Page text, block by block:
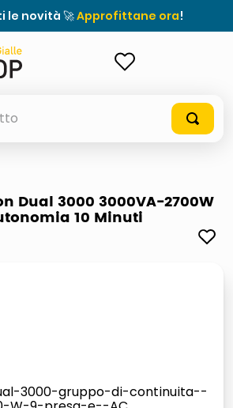
le novità 🚀Approfittane ora!
Dual 3000 3000VA-2700W
10 Minuti